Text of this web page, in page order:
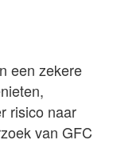
een zekere
risico naar
van GFC